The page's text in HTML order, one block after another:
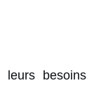
leurs besoins